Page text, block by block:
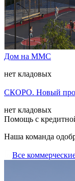
Дом на ММС
нет кладовых
СКОРО. Новый
нет кладовых
Помощь с
Наша команда
Все